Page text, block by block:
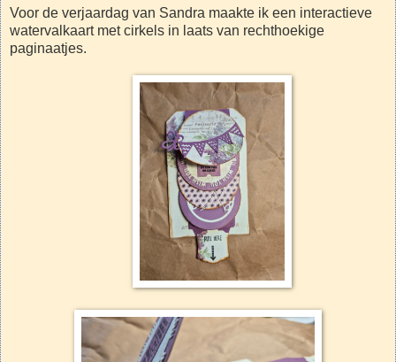
Voor de verjaardag van Sandra maakte ik een interactieve
watervalkaart met cirkels in laats van rechthoekige
paginaatjes.